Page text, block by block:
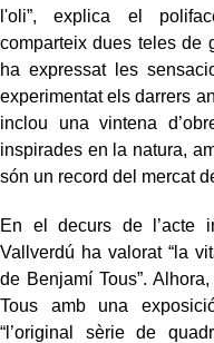
l'oli”, explica el
comparteix dues teles de
ha expressat les
experimentat els darrers
inclou una vintena
inspirades en la natura,
són un record del mercat
En el decurs de l’acte
Vallverdú ha valorat “la
de Benjamí Tous”.
Tous amb una
“l’original sèrie de